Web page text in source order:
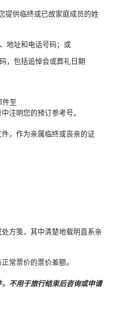
提供临终或已故家庭成员的姓
地址和电话号码；或
，包括追悼会或葬礼日期
件至
注明您的预订参考号。
，作为亲属临终或丧亲的证
方笺，其中清楚地载明直系亲
常票价的票价差额。
不用于旅行结束后咨询或申请